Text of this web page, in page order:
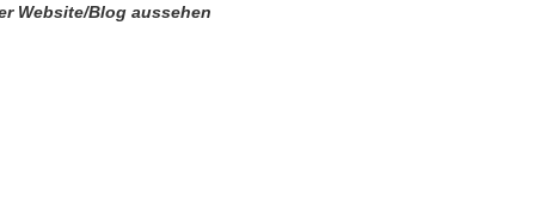
Website/Blog aussehen